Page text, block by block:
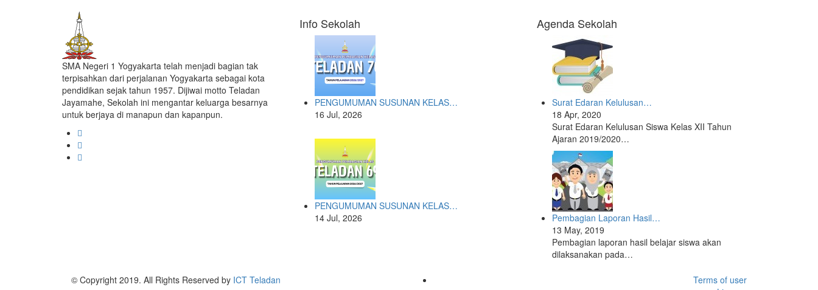
SMA Negeri 1 Yogyakarta telah menjadi bagian tak
terpisahkan dari perjalanan Yogyakarta sebagai kota
pendidikan sejak tahun 1957. Dijiwai motto Teladan
Jayamahe, Sekolah ini mengantar keluarga besarnya
untuk berjaya di manapun dan kapanpun.
Info Sekolah
PENGUMUMAN SUSUNAN KELAS…
16 Jul, 2026
PENGUMUMAN SUSUNAN KELAS…
14 Jul, 2026
Agenda Sekolah
Surat Edaran Kelulusan…
18 Apr, 2020
Surat Edaran Kelulusan Siswa Kelas XII Tahun
Ajaran 2019/2020…
Pembagian Laporan Hasil…
13 May, 2019
Pembagian laporan hasil belajar siswa akan
dilaksanakan pada…
© Copyright 2019. All Rights Reserved by ICT Teladan
Terms of user